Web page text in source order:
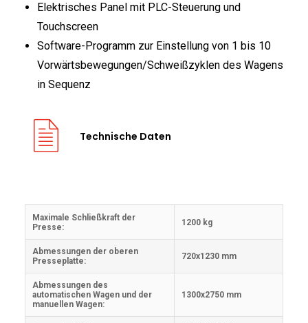
Elektrisches Panel mit PLC-Steuerung und
Touchscreen
Software-Programm zur Einstellung von 1 bis 10
Vorwärtsbewegungen/Schweißzyklen des Wagens
in Sequenz
Technische Daten
Maximale Schließkraft der
Presse:
1200 kg
Abmessungen der oberen
Presseplatte:
720x1230 mm
Abmessungen des
automatischen Wagen und der
manuellen Wagen:
1300x2750 mm